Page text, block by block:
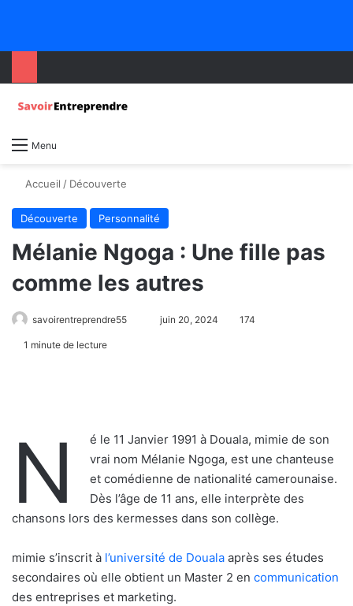
Menu
Accueil / Découverte
Découverte Personnalité
Mélanie Ngoga : Une fille pas
comme les autres
savoirentreprendre55 juin 20, 2024 174
1 minute de lecture
N
é le 11 Janvier 1991 à Douala, mimie de son
vrai nom Mélanie Ngoga, est une chanteuse
et comédienne de nationalité camerounaise.
Dès l’âge de 11 ans, elle interprète des
chansons lors des kermesses dans son collège.
mimie s’inscrit à l’université de Douala après ses études
secondaires où elle obtient un Master 2 en communication
des entreprises et marketing.